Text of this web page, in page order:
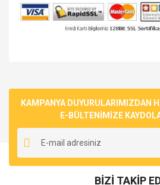
Yorum Yaz
Soru Sor
kullanarak tarafımıza iletebilirsiniz.
Görüş ve önerileriniz için teşekkür
Ürün resmi kalitesiz, bozuk veya
Ürün açıklamasında eksik bilgiler
Ürün fiyatı diğer sitelerden daha
KAMPANYA DUYURULARIMIZDAN
E-BÜLTENİMİZE
BİZİ TAKİP